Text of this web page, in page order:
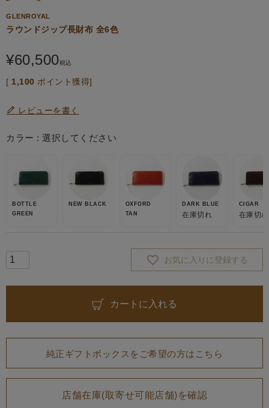
GLENROYAL
ラウンドジップ長財布 全6色
¥60,500税込
[ 1,100 ポイント獲得]
レビューを書く
カラー 選択してください
BOTTLE
GREEN
NEW BLACK
OXFORD
TAN
DARK BLUE
在庫切れ
CIGAR
在庫切れ
お気に入りに登録する
カートに入れる
純正ギフトボックスをご希望の方はこちら
店舗在庫(取寄せ可能店舗)を確認